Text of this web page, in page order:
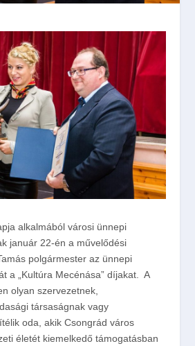
alkalmából városi ünnepi
január 22-én a művelődési
polgármester az ünnepi
a „Kultúra Mecénása” díjakat. A
olyan szervezetnek,
társaságnak vagy
oda, akik Csongrád város
életét kiemelkedő támogatásban